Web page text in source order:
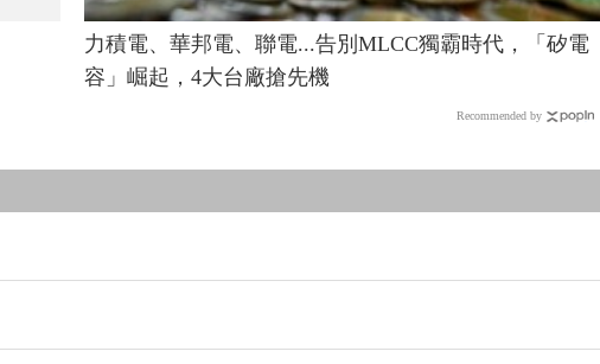
力積電、華邦電、聯電...告別MLCC獨霸時代，「矽電
容」崛起，4大台廠搶先機
Recommended by